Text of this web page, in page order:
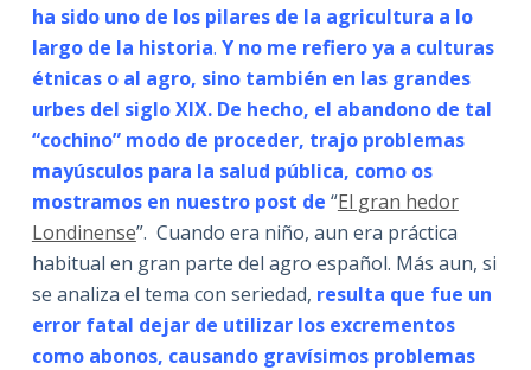
ha sido uno de los pilares de la agricultura a lo
largo de la historia. Y no me refiero ya a culturas
étnicas o al agro, sino también en las grandes
urbes del siglo XIX. De hecho, el abandono de tal
“cochino” modo de proceder, trajo problemas
mayúsculos para la salud pública, como os
mostramos en nuestro post de “El gran hedor
Londinense”. Cuando era niño, aun era práctica
habitual en gran parte del agro español. Más aun, si
se analiza el tema con seriedad, resulta que fue un
error fatal dejar de utilizar los excrementos
como abonos, causando gravísimos problemas